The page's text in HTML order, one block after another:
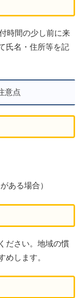
時間の少し前に来
氏名・住所等を記
意点
ある場合）
ださい。地域の慣
めします。